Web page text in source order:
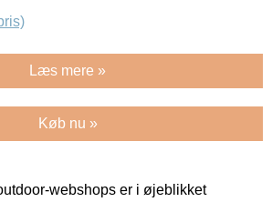
Læs mere »
Køb nu »
webshops er i øjeblikket